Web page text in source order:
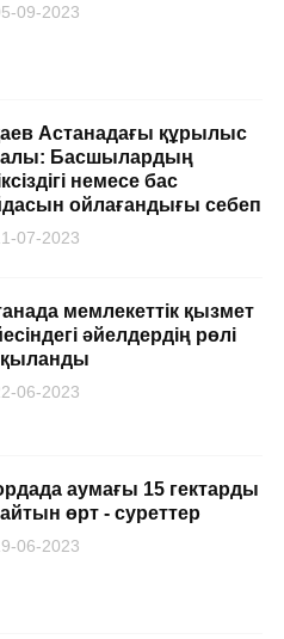
09-2023
Астанадағы құрылыс
Басшылардың
немесе бас
ойлағандығы себеп
07-2023
мемлекеттік қызмет
әйелдердің рөлі
06-2023
аумағы 15 гектарды
өрт - суреттер
06-2023